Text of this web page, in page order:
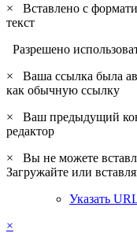
×
Вставлено с
текст
Разрешено
×
Ваша ссылка была
как обычную ссылку
×
Ваш предыдущий
редактор
×
Вы не можете
Загружайте или
Указать
×